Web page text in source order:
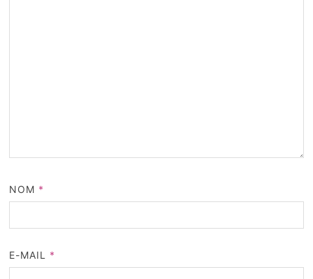
NOM *
E-MAIL *